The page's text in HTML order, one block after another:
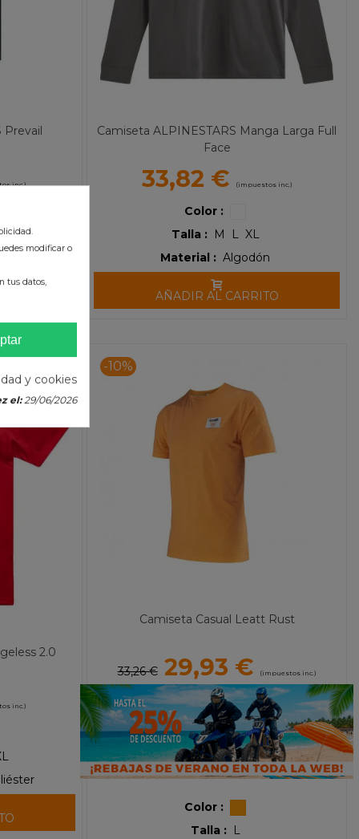
Prevail
inc.)
Camiseta ALPINESTARS Manga Larga Full
Face
33,82 € (impuestos inc.)
Color :
Talla :
M L XL
Material : Algodón
AÑADIR AL CARRITO
2.0
inc.)
-10%
Camiseta Casual Leatt Rust
33,26 € 29,93 € (impuestos inc.)
Color :
Talla :
L
modificar o
tus datos,
y cookies
el:29/06/2026